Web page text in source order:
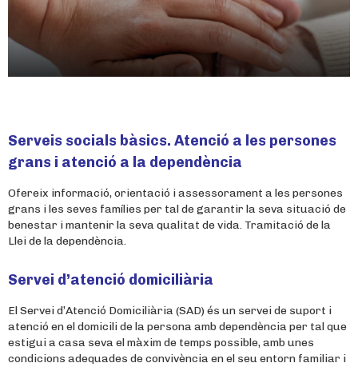
Serveis socials bàsics. Atenció a les persones
grans i atenció a la dependència
Ofereix informació, orientació i assessorament a les persones
grans i les seves famílies per tal de garantir la seva situació de
benestar i mantenir la seva qualitat de vida. Tramitació de la
Llei de la dependència.
Servei d’atenció domiciliària
El Servei d’Atenció Domiciliària (SAD) és un servei de suport i
atenció en el domicili de la persona amb dependència per tal que
estigui a casa seva el màxim de temps possible, amb unes
condicions adequades de convivència en el seu entorn familiar i